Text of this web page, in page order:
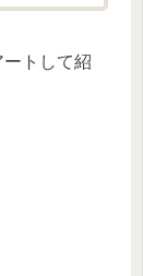
トして紹